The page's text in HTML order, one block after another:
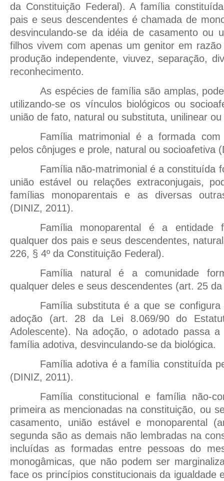
da Constituição Federal). A família
pais e seus descendentes é chamada de
desvinculando-se da idéia de casamento ou
filhos vivem com apenas um genitor em
produção independente, viuvez, separação,
reconhecimento.
As espécies de família são amplas,
utilizando-se os vínculos biológicos ou
união de fato, natural ou substituta, unilinear
Família matrimonial é a formada
pelos cônjuges e prole, natural ou socioafetiva
Família não-matrimonial é a constituída
união estável ou relações extraconjugais,
famílias monoparentais e as diversas
(DINIZ, 2011).
Família monoparental é a entidade
qualquer dos pais e seus descendentes,
226, § 4º da Constituição Federal).
Família natural é a comunidade
qualquer deles e seus descendentes (art. 25
Família substituta é a que se
adoção (art. 28 da Lei 8.069/90 do
Adolescente). Na adoção, o adotado passa
família adotiva, desvinculando-se da biológica.
Família adotiva é a família constituída
(DINIZ, 2011).
Família constitucional e família não-
primeira as mencionadas na constituição, ou
casamento, união estável e monoparental
segunda são as demais não lembradas na
incluídas as formadas entre pessoas do
monogâmicas, que não podem ser
face os princípios constitucionais da igualdade